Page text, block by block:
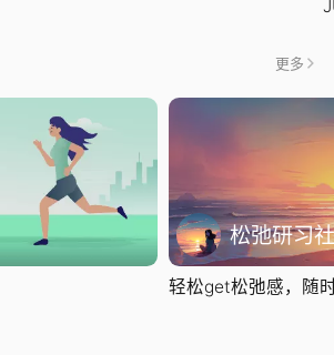
更多
松弛研习社
轻松get松弛感，随